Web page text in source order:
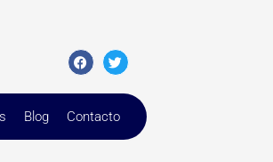
Blog Contacto